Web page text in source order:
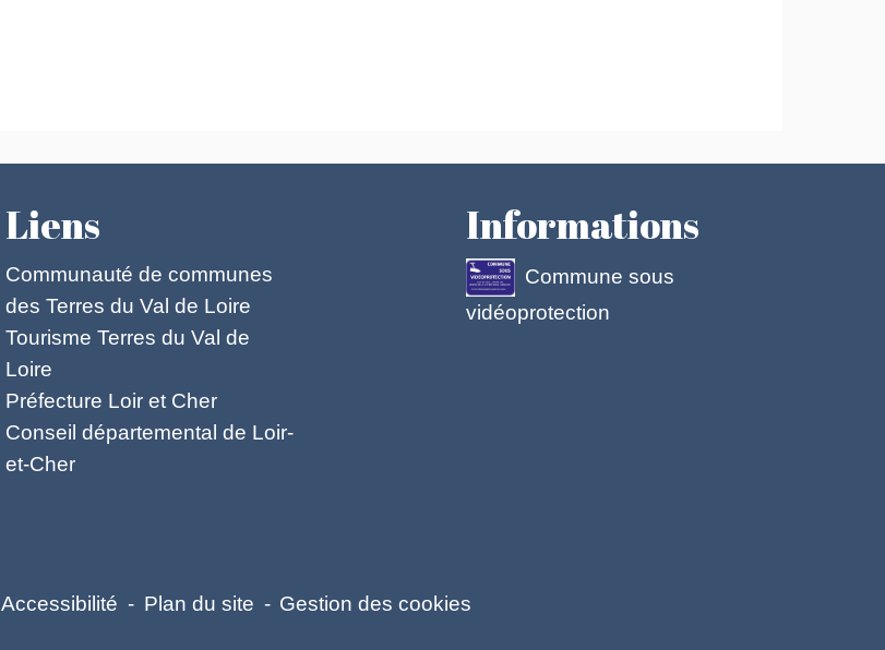
Liens
Communauté de communes
des Terres du Val de Loire
Tourisme Terres du Val de
Loire
Préfecture Loir et Cher
Conseil départemental de Loir-
et-Cher
Informations
Commune sous
vidéoprotection
Accessibilité - Plan du site - Gestion des cookies